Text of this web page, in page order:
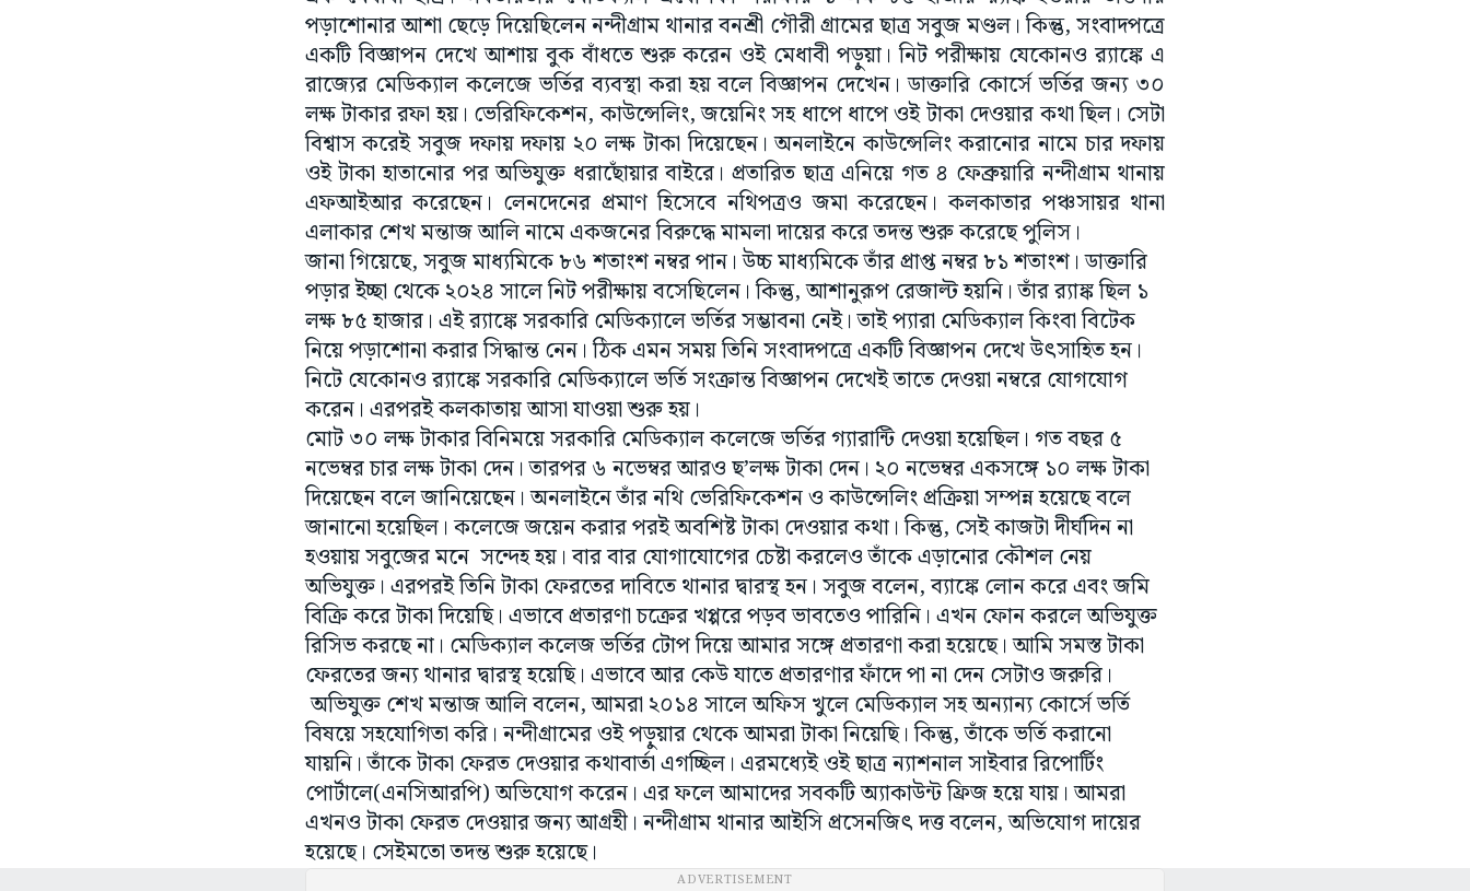
পড়াশোনার আশা ছেড়ে দিয়েছিলেন নন্দীগ্রাম থানার বনশ্রী গৌরী গ্রামের ছাত্র সবুজ মণ্ডল। কিন্তু, সংবাদপত্রে
একটি বিজ্ঞাপন দেখে আশায় বুক বাঁধতে শুরু করেন ওই মেধাবী পড়ুয়া। নিট পরীক্ষায় যেকোনও র‌্যাঙ্কে এ
রাজ্যের মেডিক্যাল কলেজে ভর্তির ব্যবস্থা করা হয় বলে বিজ্ঞাপন দেখেন। ডাক্তারি কোর্সে ভর্তির জন্য ৩০
লক্ষ টাকার রফা হয়। ভেরিফিকেশন, কাউন্সেলিং, জয়েনিং সহ ধাপে ধাপে ওই টাকা দেওয়ার কথা ছিল। সেটা
বিশ্বাস করেই সবুজ দফায় দফায় ২০ লক্ষ টাকা দিয়েছেন। অনলাইনে কাউন্সেলিং করানোর নামে চার দফায়
ওই টাকা হাতানোর পর অভিযুক্ত ধরাছোঁয়ার বাইরে। প্রতারিত ছাত্র এনিয়ে গত ৪ ফেব্রুয়ারি নন্দীগ্রাম থানায়
এফআইআর করেছেন। লেনদেনের প্রমাণ হিসেবে নথিপত্রও জমা করেছেন। কলকাতার পঞ্চসায়র থানা
এলাকার শেখ মন্তাজ আলি নামে একজনের বিরুদ্ধে মামলা দায়ের করে তদন্ত শুরু করেছে পুলিস।
জানা গিয়েছে, সবুজ মাধ্যমিকে ৮৬ শতাংশ নম্বর পান। উচ্চ মাধ্যমিকে তাঁর প্রাপ্ত নম্বর ৮১ শতাংশ। ডাক্তারি
পড়ার ইচ্ছা থেকে ২০২৪ সালে নিট পরীক্ষায় বসেছিলেন। কিন্তু, আশানুরূপ রেজাল্ট হয়নি। তাঁর র‌্যাঙ্ক ছিল ১
লক্ষ ৮৫ হাজার। এই র‌্যাঙ্কে সরকারি মেডিক্যালে ভর্তির সম্ভাবনা নেই। তাই প্যারা মেডিক্যাল কিংবা বিটেক
নিয়ে পড়াশোনা করার সিদ্ধান্ত নেন। ঠিক এমন সময় তিনি সংবাদপত্রে একটি বিজ্ঞাপন দেখে উৎসাহিত হন।
নিটে যেকোনও র‌্যাঙ্কে সরকারি মেডিক্যালে ভর্তি সংক্রান্ত বিজ্ঞাপন দেখেই তাতে দেওয়া নম্বরে যোগযোগ
করেন। এরপরই কলকাতায় আসা যাওয়া শুরু হয়।
মোট ৩০ লক্ষ টাকার বিনিময়ে সরকারি মেডিক্যাল কলেজে ভর্তির গ্যারান্টি দেওয়া হয়েছিল। গত বছর ৫
নভেম্বর চার লক্ষ টাকা দেন। তারপর ৬ নভেম্বর আরও ছ’লক্ষ টাকা দেন। ২০ নভেম্বর একসঙ্গে ১০ লক্ষ টাকা
দিয়েছেন বলে জানিয়েছেন। অনলাইনে তাঁর নথি ভেরিফিকেশন ও কাউন্সেলিং প্রক্রিয়া সম্পন্ন হয়েছে বলে
জানানো হয়েছিল। কলেজে জয়েন করার পরই অবশিষ্ট টাকা দেওয়ার কথা। কিন্তু, সেই কাজটা দীর্ঘদিন না
হওয়ায় সবুজের মনে সন্দেহ হয়। বার বার যোগাযোগের চেষ্টা করলেও তাঁকে এড়ানোর কৌশল নেয়
অভিযুক্ত। এরপরই তিনি টাকা ফেরতের দাবিতে থানার দ্বারস্থ হন। সবুজ বলেন, ব্যাঙ্কে লোন করে এবং জমি
বিক্রি করে টাকা দিয়েছি। এভাবে প্রতারণা চক্রের খপ্পরে পড়ব ভাবতেও পারিনি। এখন ফোন করলে অভিযুক্ত
রিসিভ করছে না। মেডিক্যাল কলেজ ভর্তির টোপ দিয়ে আমার সঙ্গে প্রতারণা করা হয়েছে। আমি সমস্ত টাকা
ফেরতের জন্য থানার দ্বারস্থ হয়েছি। এভাবে আর কেউ যাতে প্রতারণার ফাঁদে পা না দেন সেটাও জরুরি।
অভিযুক্ত শেখ মন্তাজ আলি বলেন, আমরা ২০১৪ সালে অফিস খুলে মেডিক্যাল সহ অন্যান্য কোর্সে ভর্তি
বিষয়ে সহযোগিতা করি। নন্দীগ্রামের ওই পড়ুয়ার থেকে আমরা টাকা নিয়েছি। কিন্তু, তাঁকে ভর্তি করানো
যায়নি। তাঁকে টাকা ফেরত দেওয়ার কথাবার্তা এগচ্ছিল। এরমধ্যেই ওই ছাত্র ন্যাশনাল সাইবার রিপোর্টিং
পোর্টালে(এনসিআরপি) অভিযোগ করেন। এর ফলে আমাদের সবকটি অ্যাকাউন্ট ফ্রিজ হয়ে যায়। আমরা
এখনও টাকা ফেরত দেওয়ার জন্য আগ্রহী। নন্দীগ্রাম থানার আইসি প্রসেনজিৎ দত্ত বলেন, অভিযোগ দায়ের
হয়েছে। সেইমতো তদন্ত শুরু হয়েছে।
ADVERTISEMENT